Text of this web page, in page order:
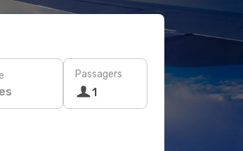
Passagers
1